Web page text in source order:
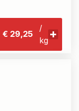
€ 29,25
/
kg